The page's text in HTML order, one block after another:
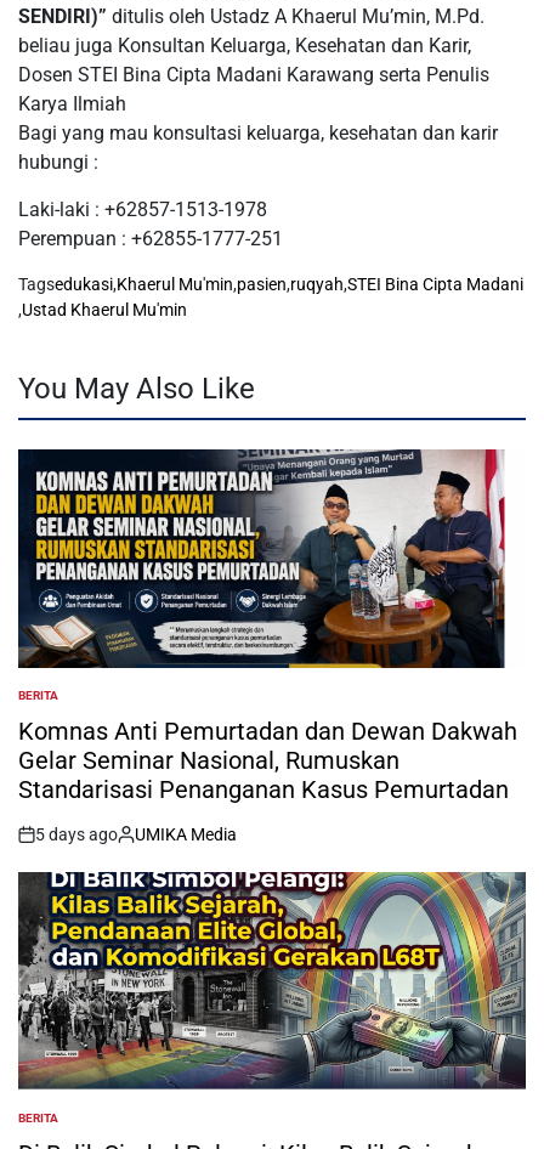
SENDIRI)” ditulis oleh Ustadz A Khaerul Mu’min, M.Pd.
beliau juga Konsultan Keluarga, Kesehatan dan Karir,
Dosen STEI Bina Cipta Madani Karawang serta Penulis
Karya Ilmiah
Bagi yang mau konsultasi keluarga, kesehatan dan karir
hubungi :
Laki-laki : +62857-1513-1978
Perempuan : +62855-1777-251
Tagsedukasi,Khaerul Mu'min,pasien,ruqyah,STEI Bina Cipta Madani
,Ustad Khaerul Mu'min
You May Also Like
POSTED
IN
BERITA
Komnas Anti Pemurtadan dan Dewan Dakwah
Gelar Seminar Nasional, Rumuskan
Standarisasi Penanganan Kasus Pemurtadan
on
5 days ago
Posted
by
UMIKA Media
POSTED
IN
BERITA